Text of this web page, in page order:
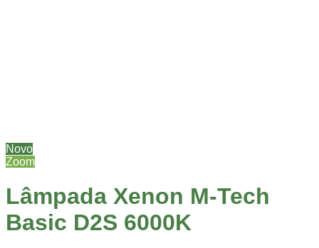
Novo
Zoom
Lâmpada Xenon M-Tech
Basic D2S 6000K